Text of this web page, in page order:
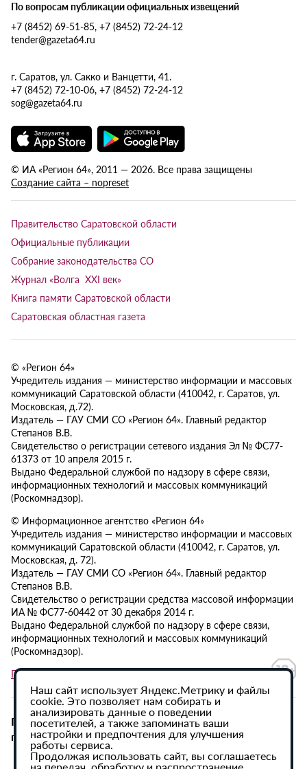
По вопросам публикации официальных извещений
+7 (8452) 69-51-85, +7 (8452) 72-24-12
tender@gazeta64.ru
г. Саратов, ул. Сакко и Ванцетти, 41.
+7 (8452) 72-10-06, +7 (8452) 72-24-12
sog@gazeta64.ru
© ИА «Регион 64», 2011 — 2026. Все права защищены
Создание сайта – nopreset
Правительство Саратовской области
Официальные публикации
Собрание законодательства СО
Журнал «Волга XXI век»
Книга памяти Саратовской области
Саратовская областная газета
© «Регион 64»
Учредитель издания — министерство информации и массовых
коммуникаций Саратовской области (410042, г. Саратов, ул.
Московская, д.72).
Издатель — ГАУ СМИ СО «Регион 64». Главный редактор
Степанов В.В.
Свидетельство о регистрации сетевого издания Эл № ФС77-
61373 от 10 апреля 2015 г.
Выдано Федеральной службой по надзору в сфере связи,
информационных технологий и массовых коммуникаций
(Роскомнадзор).
© Информационное агентство «Регион 64»
Учредитель издания — министерство информации и массовых
коммуникаций Саратовской области (410042, г. Саратов, ул.
Московская, д. 72).
Издатель — ГАУ СМИ СО «Регион 64». Главный редактор
Степанов В.В.
Свидетельство о регистрации средства массовой информации
ИА № ФС77-60442 от 30 декабря 2014 г.
Выдано Федеральной службой по надзору в сфере связи,
информационных технологий и массовых коммуникаций
(Роскомнадзор).
Политика в отношении обработки персональных данных
При использовании материалов сайта активная
гиперссылка на ИА «Регион 64» обязательна.
Наш сайт использует Яндекс.Метрику и файлы
cookie. Это позволяет нам собирать и
анализировать данные о поведении
посетителей, а также запоминать ваши
настройки и предпочтения для улучшения
работы сервиса.
Продолжая использовать сайт, вы соглашаетесь